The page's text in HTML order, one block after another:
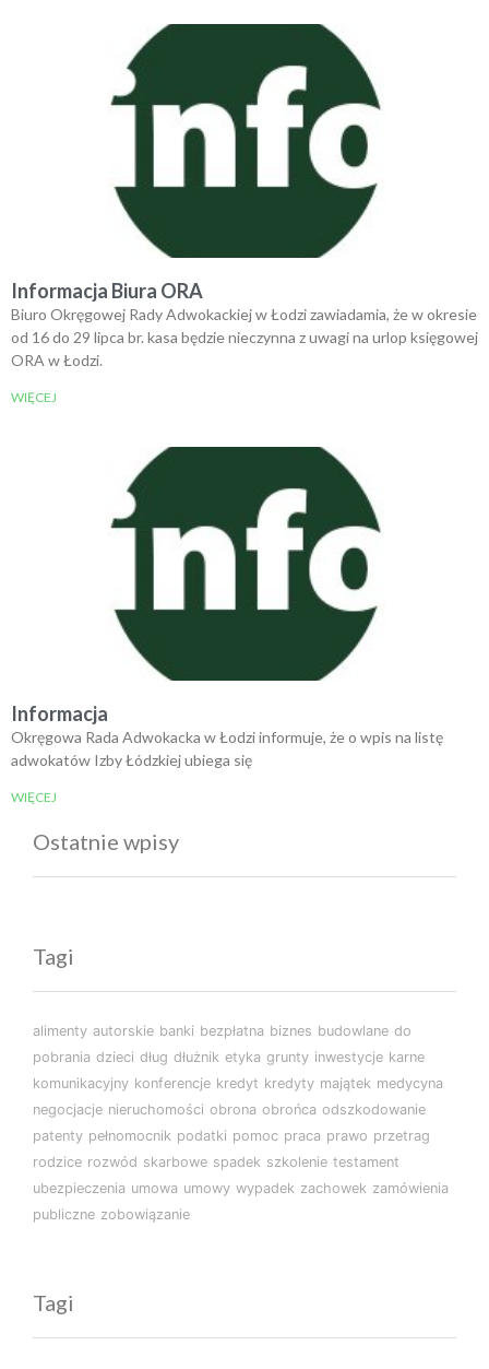
Informacja Biura ORA
Biuro Okręgowej Rady Adwokackiej w Łodzi zawiadamia, że w okresie
od 16 do 29 lipca br. kasa będzie nieczynna z uwagi na urlop księgowej
ORA w Łodzi.
WIĘCEJ
Informacja
Okręgowa Rada Adwokacka w Łodzi informuje, że o wpis na listę
adwokatów Izby Łódzkiej ubiega się
WIĘCEJ
Ostatnie wpisy
Tagi
alimenty autorskie banki bezpłatna biznes budowlane do
pobrania dzieci dług dłużnik etyka grunty inwestycje karne
komunikacyjny konferencje kredyt kredyty majątek medycyna
negocjacje nieruchomości obrona obrońca odszkodowanie
patenty pełnomocnik podatki pomoc praca prawo przetrag
rodzice rozwód skarbowe spadek szkolenie testament
ubezpieczenia umowa umowy wypadek zachowek zamówienia
publiczne zobowiązanie
Tagi